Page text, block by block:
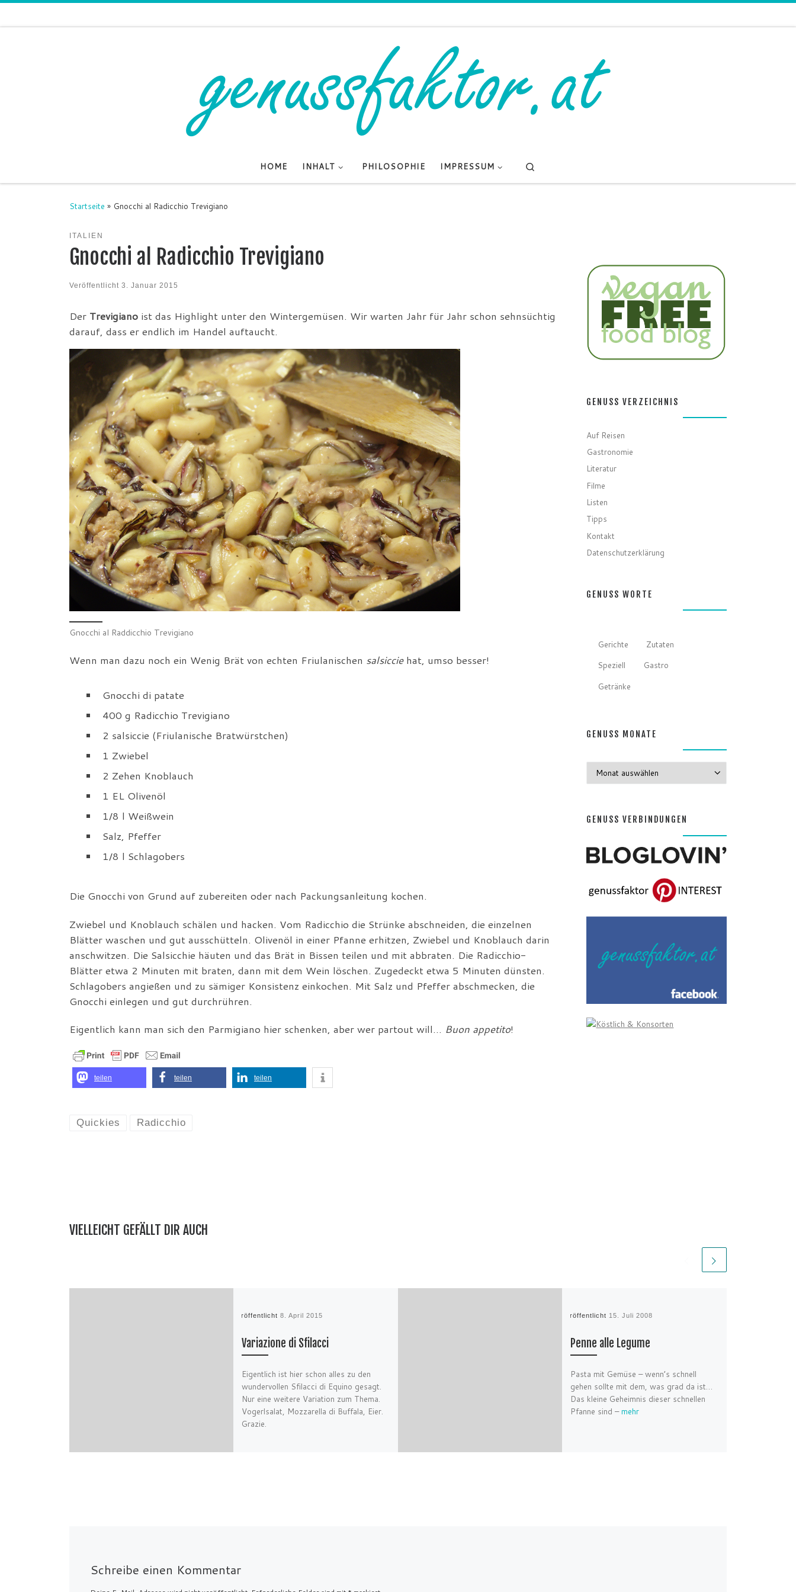
HOME INHALT PHILOSOPHIE IMPRESSUM
Startseite » Gnocchi al Radicchio Trevigiano
ITALIEN
Gnocchi al Radicchio Trevigiano
Veröffentlicht 3. Januar 2015
Der Trevigiano ist das Highlight unter den Wintergemüsen. Wir warten Jahr für Jahr schon sehnsüchtig
darauf, dass er endlich im Handel auftaucht.
Gnocchi al Raddicchio Trevigiano
Wenn man dazu noch ein Wenig Brät von echten Friulanischen salsicciehat, umso besser!
Gnocchi di patate
400 g Radicchio Trevigiano
2 salsiccie (Friulanische Bratwürstchen)
1 Zwiebel
2 Zehen Knoblauch
1 EL Olivenöl
1/8 l Weißwein
Salz, Pfeffer
1/8 l Schlagobers
Die Gnocchi von Grund auf zubereiten oder nach Packungsanleitung kochen.
Zwiebel und Knoblauch schälen und hacken. Vom Radicchio die Strünke abschneiden, die einzelnen
Blätter waschen und gut ausschütteln. Olivenöl in einer Pfanne erhitzen, Zwiebel und Knoblauch darin
anschwitzen. Die Salsicchie häuten und das Brät in Bissen teilen und mit abbraten. Die Radicchio-
Blätter etwa 2 Minuten mit braten, dann mit dem Wein löschen. Zugedeckt etwa 5 Minuten dünsten.
Schlagobers angießen und zu sämiger Konsistenz einkochen. Mit Salz und Pfeffer abschmecken, die
Gnocchi einlegen und gut durchrühren.
Eigentlich kann man sich den Parmigiano hier schenken, aber wer partout will… Buon appetito!
teilen teilen teilen
Quickies Radicchio
VIELLEICHT GEFÄLLT DIR AUCH
Veröffentlicht 8. April 2015
Variazione di Sfilacci
Eigentlich ist hier schon alles zu den
wundervollen Sfilacci di Equino gesagt.
Nur eine weitere Variation zum Thema.
Vogerlsalat, Mozzarella di Buffala, Eier.
Grazie.
Veröffentlicht 15. Juli 2008
Penne alle Legume
Pasta mit Gemüse – wenn’s schnell
gehen sollte mit dem, was grad da ist…
Das kleine Geheimnis dieser schnellen
Pfanne sind –mehr
Schreibe einen Kommentar
GENUSS VERZEICHNIS
Auf Reisen
Gastronomie
Literatur
Filme
Listen
Tipps
Kontakt
Datenschutzerklärung
GENUSS WORTE
Gerichte
Zutaten
Speziell
Gastro
Getränke
GENUSS MONATE
GENUSS VERBINDUNGEN